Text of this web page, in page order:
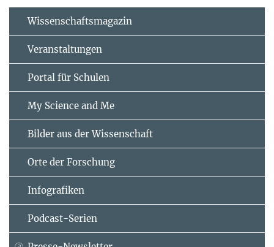
Wissenschaftsmagazin
Veranstaltungen
Portal für Schulen
My Science and Me
Bilder aus der Wissenschaft
Orte der Forschung
Infografiken
Podcast-Serien